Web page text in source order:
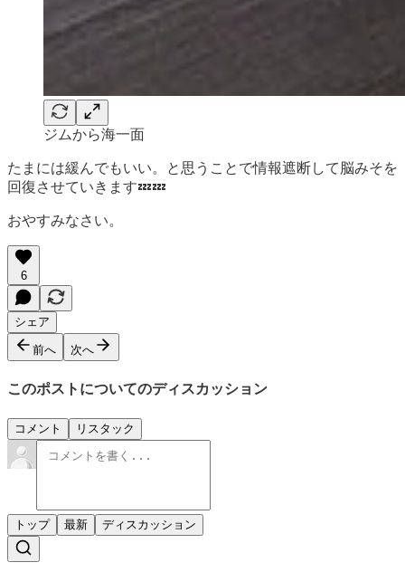
ジムから海一面
たまには緩んでもいい。と思うことで情報遮断して脳みそを
回復させていきます💤💤
おやすみなさい。
6
シェア
前へ 次へ
このポストについてのディスカッション
コメント リスタック
トップ 最新 ディスカッション